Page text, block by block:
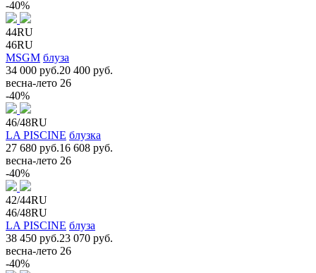
-40%
44RU
46RU
MSGM блуза
34 000 руб.20 400 руб.
весна-лето 26
-40%
46/48RU
LA PISCINE блузка
27 680 руб.16 608 руб.
весна-лето 26
-40%
42/44RU
46/48RU
LA PISCINE блуза
38 450 руб.23 070 руб.
весна-лето 26
-40%